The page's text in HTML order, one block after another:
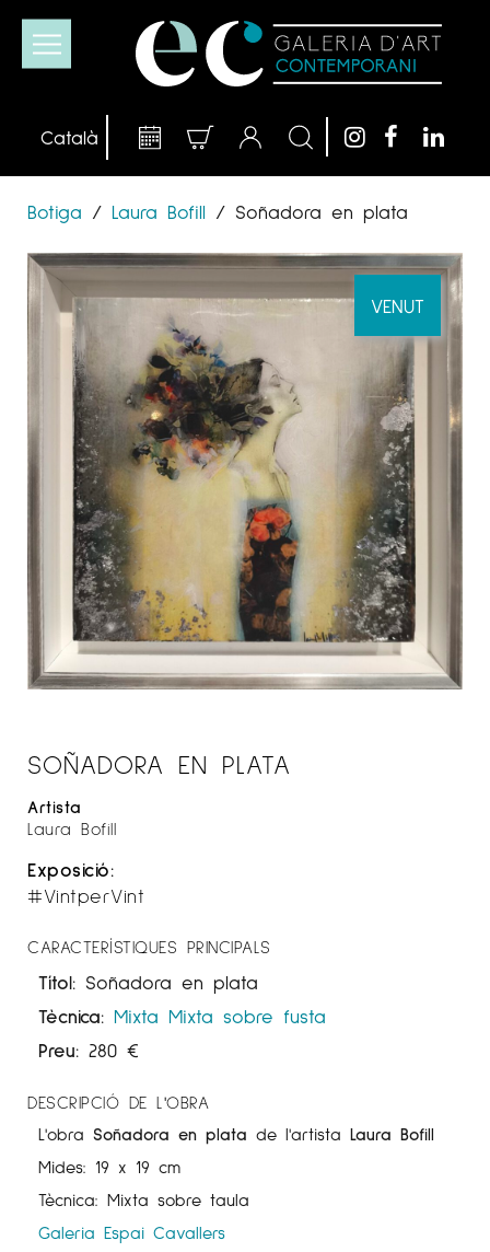
Botiga / Laura Bofill / Soñadora en plata
VENUT
SOÑADORA EN PLATA
Artista
Laura Bofill
Exposició:
#VintperVint
CARACTERÍSTIQUES PRINCIPALS
Títol: Soñadora en plata
Tècnica: Mixta Mixta sobre fusta
Preu: 280 €
DESCRIPCIÓ DE L'OBRA
L'obra Soñadora en plata de l'artista Laura Bofill
Mides: 19 x 19 cm
Tècnica: Mixta sobre taula
Galeria Espai Cavallers